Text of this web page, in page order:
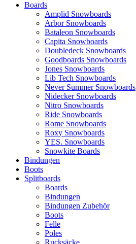
Boards
Amplid Snowboards
Arbor Snowboards
Bataleon Snowboards
Capita Snowboards
Doubledeck Snowboards
Goodboards Snowboards
Jones Snowboards
Lib Tech Snowboards
Never Summer Snowboards
Nidecker Snowboards
Nitro Snowboards
Ride Snowboards
Rome Snowboards
Roxy Snowboards
YES. Snowboards
Snowkite Boards
Bindungen
Boots
Splitboards
Boards
Bindungen
Bindungen Zubehör
Boots
Felle
Poles
Rucksäcke